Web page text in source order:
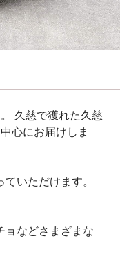
久慈で獲れた久慈
心にお届けしま
いただけます。
ョなどさまざまな